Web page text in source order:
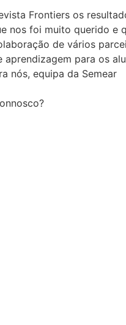
Frontiers os
nos foi muito querido e
de vários
aprendizagem para os
nós, equipa da Semear